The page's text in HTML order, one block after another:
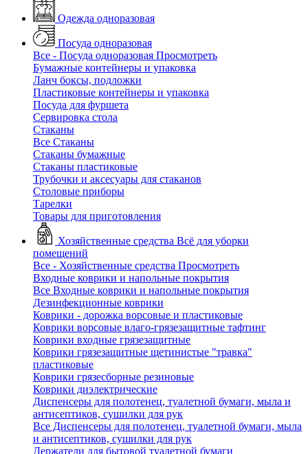
Одежда одноразовая
Посуда одноразовая
Все - Посуда одноразовая Просмотреть
Бумажные контейнеры и упаковка
Ланч боксы, подложки
Пластиковые контейнеры и упаковка
Посуда для фуршета
Сервировка стола
Стаканы
Все Стаканы
Стаканы бумажные
Стаканы пластиковые
Трубочки и аксесуары для стаканов
Столовые приборы
Тарелки
Товары для приготовления
Хозяйственные средства Всё для уборки
помещений
Все - Хозяйственные средства Просмотреть
Входные коврики и напольные покрытия
Все Входные коврики и напольные покрытия
Дезинфекционные коврики
Коврики - дорожка ворсовые и пластиковые
Коврики ворсовые влаго-грязезащитные тафтинг
Коврики входные грязезащитные
Коврики грязезащитные щетинистые "травка"
пластиковые
Коврики грязесборные резиновые
Коврики диэлектрические
Диспенсеры для полотенец, туалетной бумаги, мыла и
антисептиков, сушилки для рук
Все Диспенсеры для полотенец, туалетной бумаги, мыла
и антисептиков, сушилки для рук
Держатели для бытовой туалетной бумаги